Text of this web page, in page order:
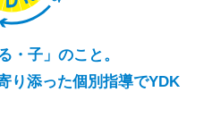
・子」のこと。
り添った個別指導でYDK